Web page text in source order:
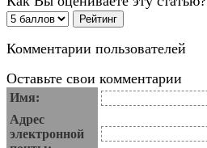
Комментарии пользователей
Оставьте свои комментарии
Имя:
Адрес
электронной